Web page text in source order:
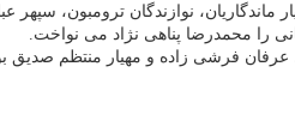
ماندگاریان، نوازندگان ترومبون، سپهر
را محمدرضا پناهی نژاد می نواخت.
فرشی زاده و مهیار منتظم صدیق